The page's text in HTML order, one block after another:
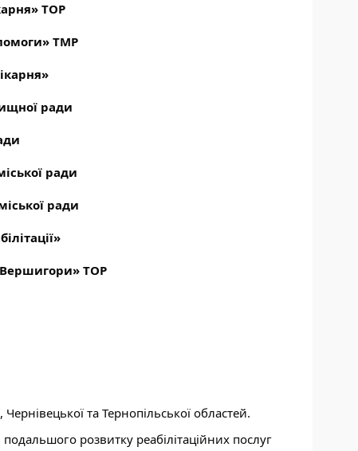
ТОР
ТМР
ради
ради
ради
Вершигори» ТОР
та Тернопільської областей.
розвитку реабілітаційних послуг